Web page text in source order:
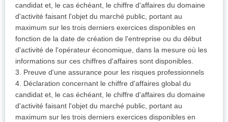
candidat et, le cas échéant, le chiffre d'affaires du domaine
d'activité faisant l'objet du marché public, portant au
maximum sur les trois derniers exercices disponibles en
fonction de la date de création de l'entreprise ou du début
d'activité de l'opérateur économique, dans la mesure où les
informations sur ces chiffres d'affaires sont disponibles.
3. Preuve d'une assurance pour les risques professionnels
4. Déclaration concernant le chiffre d'affaires global du
candidat et, le cas échéant, le chiffre d'affaires du domaine
d'activité faisant l'objet du marché public, portant au
maximum sur les trois derniers exercices disponibles en